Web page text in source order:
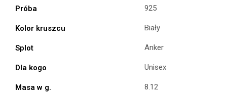
Próba 925
Kolor kruszcu Biały
Splot Anker
Dla kogo Unisex
Masa w g. 8.12